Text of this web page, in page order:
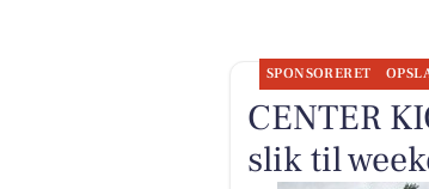
SPONSORERET
CENTER
slik til